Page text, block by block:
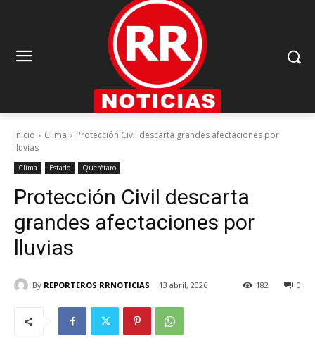
Inicio Clima
Protección Civil descarta grandes afectaciones por
lluvias
Clima Estado Querétaro
Protección Civil descarta
grandes afectaciones por
lluvias
By REPORTEROS RRNOTICIAS 13 abril, 2026 0
182